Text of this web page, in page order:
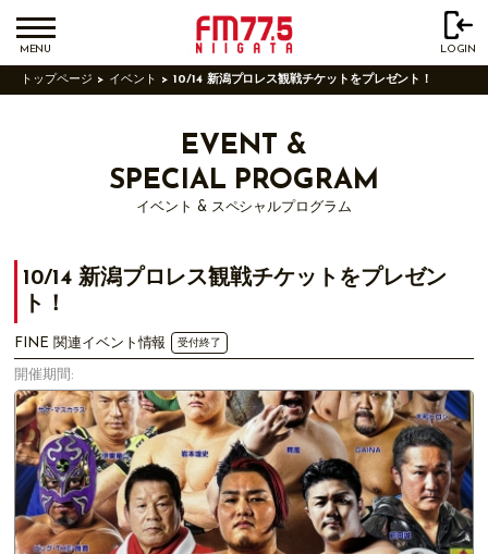
MENU LOGIN
トップページ イベント 10/14 新潟プロレス観戦チケットをプレゼント！
EVENT &
SPECIAL PROGRAM
イベント & スペシャルプログラム
10/14 新潟プロレス観戦チケットをプレゼン
ト！
FINE 関連イベント情報 受付終了
開催期間: